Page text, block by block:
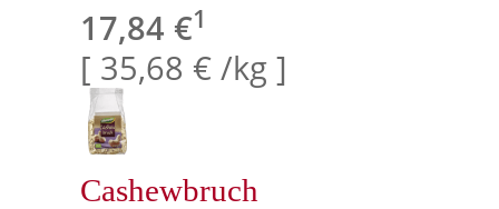
17,84 €1
[ 35,68 € /kg ]
Cashewbruch